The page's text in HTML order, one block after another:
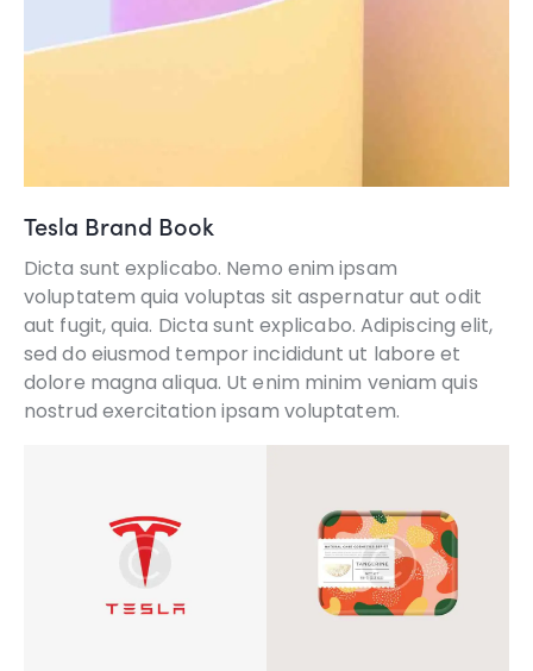
Tesla Brand Book
Dicta sunt explicabo. Nemo enim ipsam
voluptatem quia voluptas sit aspernatur aut odit
aut fugit, quia. Dicta sunt explicabo. Adipiscing elit,
sed do eiusmod tempor incididunt ut labore et
dolore magna aliqua. Ut enim minim veniam quis
nostrud exercitation ipsam voluptatem.